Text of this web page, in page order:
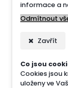
informace a
Odmítnout
Zavřít
Co jsou
Cookies jsou
uloženy ve